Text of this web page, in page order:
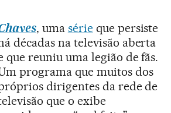
, uma sérieque persiste
décadas na televisão aberta
que reuniu uma legião de fãs.
programa que muitos dos
dirigentes da rede de
que o exibe